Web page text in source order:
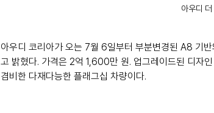
아우디
아우디 코리아가 오는 7월 6일부터 부분변경된 A8 기
고 밝혔다. 가격은 2억 1,600만 원. 업그레이드된 디자
겸비한 다재다능한 플래그십 차량이다.